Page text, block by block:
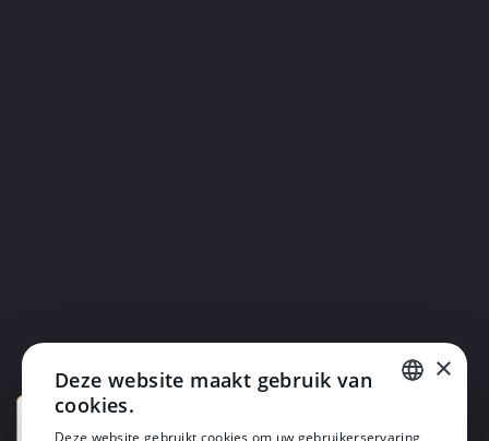
×
Deze website maakt gebruik van
cookies.
Deze website gebruikt cookies om uw gebruikerservaring